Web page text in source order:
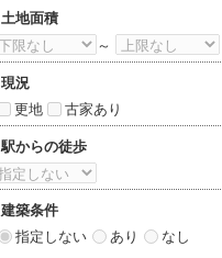
土地面積
～
現況
更地
古家あり
駅からの徒歩
建築条件
指定しない
あり なし